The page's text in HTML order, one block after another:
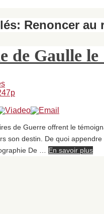
Renoncer au
de Gaulle
de Guerre offrent le
son destin. De quoi
De … En savoir plus